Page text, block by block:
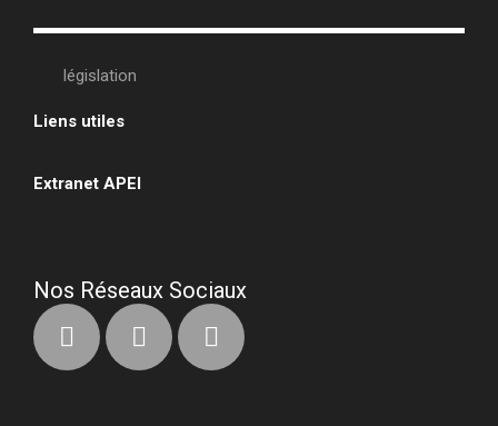
législation
Liens utiles
Extranet APEI
Nos Réseaux Sociaux